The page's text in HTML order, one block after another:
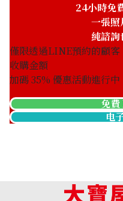
Platinum (Pt900) earrings
24小時免
一張照
純諮詢
僅限透過LINE預約的顧客
收購金額
加碼35% 優惠活動進行中
免
电